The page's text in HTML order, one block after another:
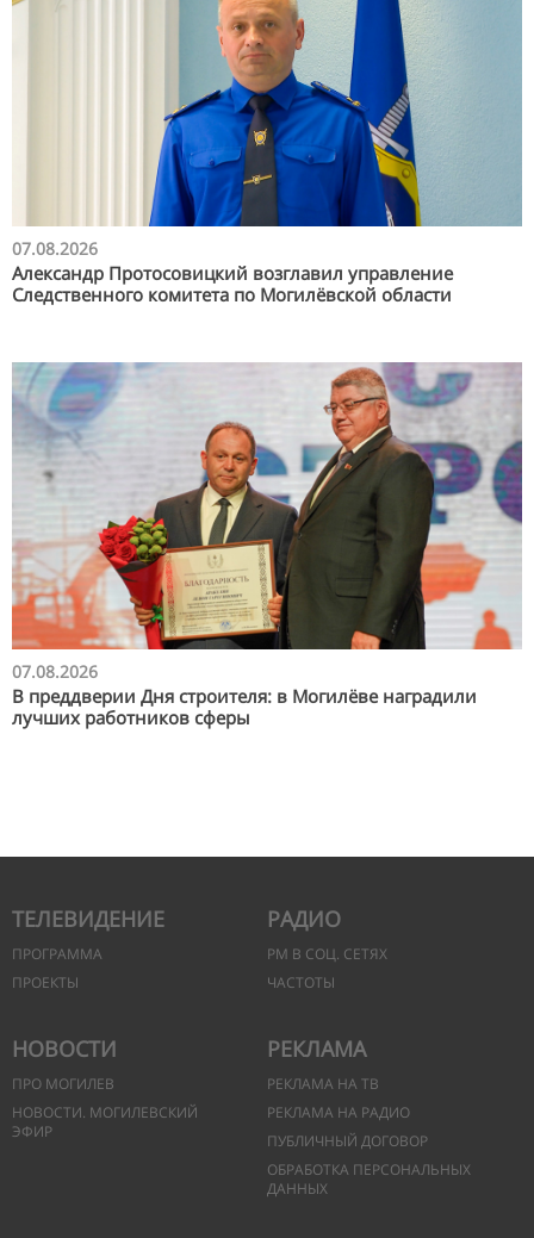
07.08.2026
Александр Протосовицкий возглавил управление
Следственного комитета по Могилёвской области
07.08.2026
В преддверии Дня строителя: в Могилёве наградили
лучших работников сферы
ТЕЛЕВИДЕНИЕ
ПРОГРАММА
ПРОЕКТЫ
РАДИО
РМ В СОЦ. СЕТЯХ
ЧАСТОТЫ
НОВОСТИ
ПРО МОГИЛЕВ
НОВОСТИ. МОГИЛЕВСКИЙ
ЭФИР
РЕКЛАМА
РЕКЛАМА НА ТВ
РЕКЛАМА НА РАДИО
ПУБЛИЧНЫЙ ДОГОВОР
ОБРАБОТКА ПЕРСОНАЛЬНЫХ
ДАННЫХ